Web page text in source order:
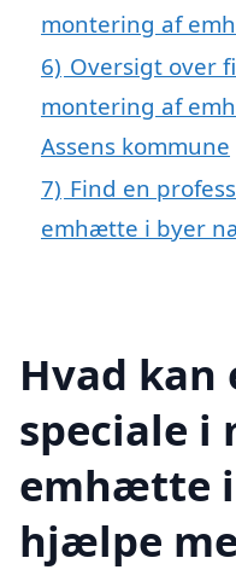
montering af
6) Oversigt over
montering af
Assens kommune
7) Find en
emhætte i byer
Hvad
speciale i
emhætte
hjælpe